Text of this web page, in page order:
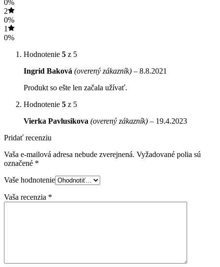
0%
2
0%
1
0%
Hodnotenie 5 z 5
Ingrid Baková (overený zákazník) – 8.8.2021
Produkt so ešte len začala užívať.
Hodnotenie 5 z 5
Vierka Pavlusikova (overený zákazník) – 19.4.2023
Pridať recenziu
Vaša e-mailová adresa nebude zverejnená. Vyžadované polia sú
označené *
Vaše hodnotenie
Vaša recenzia *